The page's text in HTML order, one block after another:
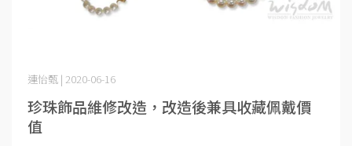
珍珠飾品維修改造，改造後兼具收藏佩戴價
值
連怡甄 | 2020-06-16